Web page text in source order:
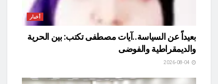
أخبار
بعيداً عن السياسة..آيات مصطفى تكتب: بين الحرية
والديمقراطية والفوضى